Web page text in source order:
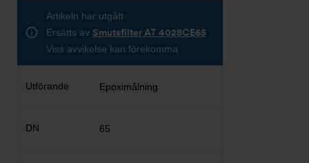
Artikeln har utgått
Ersätts av Smutsfilter AT 4028CE65
Viss avvikelse kan förekomma
Epoximålning
65